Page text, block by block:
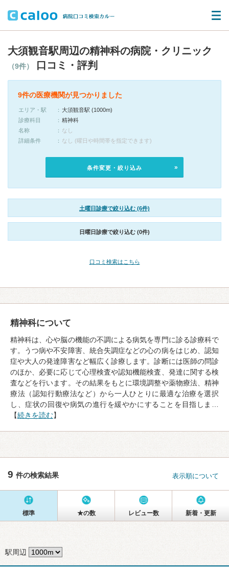
大須観音駅周辺の精神科の病院・クリニック
（9件） 口コミ・評判
9件の医療機関が見つかりました
エリア・駅
大須観音駅 (1000m)
診療科目
精神科
名称
なし
詳細条件
なし (曜日や時間帯を指定できます)
条件変更・絞り込み
土曜日診療で絞り込む (6件)
日曜日診療で絞り込む (0件)
口コミ検索はこちら
精神科について
精神科は、心や脳の機能の不調による病気を専門に診る診療科で
す。うつ病や不安障害、統合失調症などの心の病をはじめ、認知
症や大人の発達障害など幅広く診療します。診断には医師の問診
のほか、必要に応じて心理検査や認知機能検査、発達に関する検
査などを行います。その結果をもとに環境調整や薬物療法、精神
療法（認知行動療法など）から一人ひとりに最適な治療を選択
し、症状の回復や病気の進行を緩やかにすることを目指しま…
【続きを読む】
9 件の検索結果 表示順について
標準 ★の数 レビュー数 新着・更新
駅周辺